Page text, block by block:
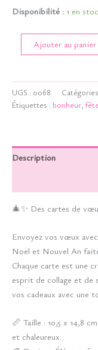
Disponibilité : 1 en
voeux
Ajouter au panier
UGS : 0068
Étiquettes : bonheur, fête
Description
🎄✨ Des cartes de
Envoyez vos vœux
Noël et Nouvel An
Chaque carte est une
esprit de collage et de
vos cadeaux avec une
📏 Taille : 10,5 x 14,8
et chaleureux.